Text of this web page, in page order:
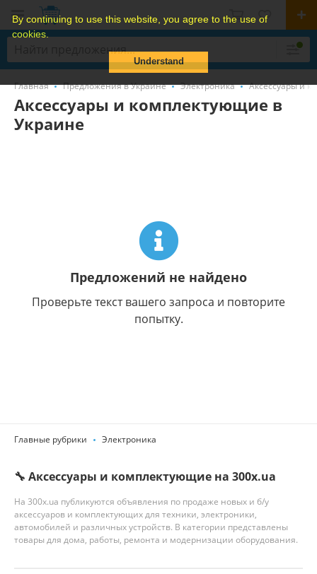
By continuing to use this website, you agree to the use of
cookies.
Understand
Главная Предложения в Украине Электроника Аксессуары и
Аксессуары и комплектующие в
Украине
Предложений не найдено
Проверьте текст вашего запроса и повторите
попытку.
Главные рубрики Электроника
🔧 Аксессуары и комплектующие на 300x.ua
На 300x.ua публикуются объявления по продаже новых и б/у
аксессуаров и комплектующих для техники, электроники,
автомобилей и различных устройств. В категории представлены
товары для дома, работы, ремонта и модернизации оборудования.